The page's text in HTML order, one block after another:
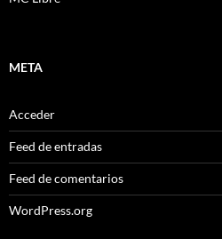
META
Acceder
Feed de entradas
Feed de comentarios
WordPress.org